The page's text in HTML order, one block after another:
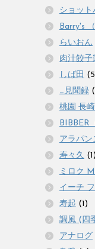
ショット
Barry's
らいおん
肉汁餃子
しば田
_見聞録
桃園 長
BIBBER
アラパン
寿々久 (1)
ミロク
イーチ
寿起 (1)
調風 (四
アナログ